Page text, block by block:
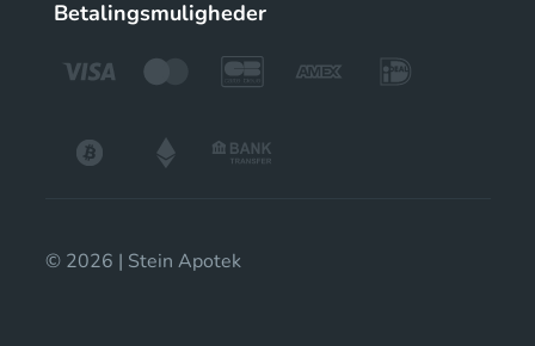
Betalingsmuligheder
© 2026 | Stein Apotek